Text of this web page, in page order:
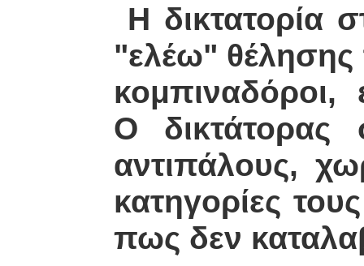
H δικτατορία
"ελέω" θέλησης
κομπιναδόροι,
Ο δικτάτορας
αντιπάλους,
κατηγορίες
πως δεν